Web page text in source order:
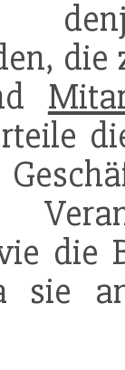
die
die
sie